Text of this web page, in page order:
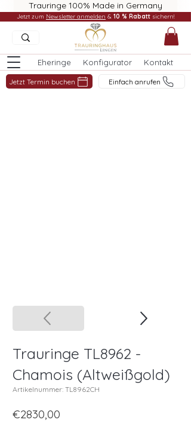
Trauringe 100% Made in Germany
Eheringe Konfigurator Kontakt
Jetzt Termin buchen Einfach anrufen
Jetzt zum Newsletter anmelden & 10 % Rabatt sichern!
Trauringe TL8962 -
Chamois (Altweißgold)
Artikelnummer: TL8962CH
€2830,00